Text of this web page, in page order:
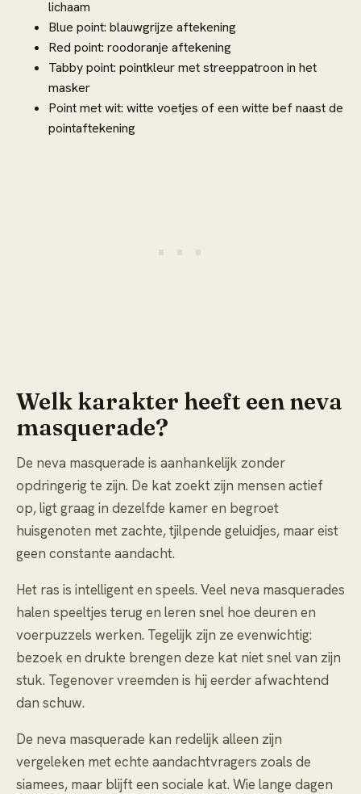
lichaam
Blue point: blauwgrijze aftekening
Red point: roodoranje aftekening
Tabby point: pointkleur met streeppatroon in het
masker
Point met wit: witte voetjes of een witte bef naast de
pointaftekening
Welk karakter heeft een neva
masquerade?
De neva masquerade is aanhankelijk zonder
opdringerig te zijn. De kat zoekt zijn mensen actief
op, ligt graag in dezelfde kamer en begroet
huisgenoten met zachte, tjilpende geluidjes, maar eist
geen constante aandacht.
Het ras is intelligent en speels. Veel neva masquerades
halen speeltjes terug en leren snel hoe deuren en
voerpuzzels werken. Tegelijk zijn ze evenwichtig:
bezoek en drukte brengen deze kat niet snel van zijn
stuk. Tegenover vreemden is hij eerder afwachtend
dan schuw.
De neva masquerade kan redelijk alleen zijn
vergeleken met echte aandachtvragers zoals de
siamees, maar blijft een sociale kat. Wie lange dagen